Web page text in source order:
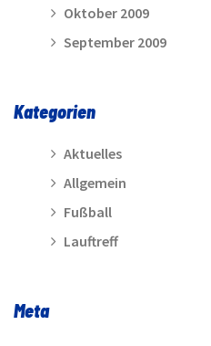
Oktober 2009
September 2009
Kategorien
Aktuelles
Allgemein
Fußball
Lauftreff
Meta